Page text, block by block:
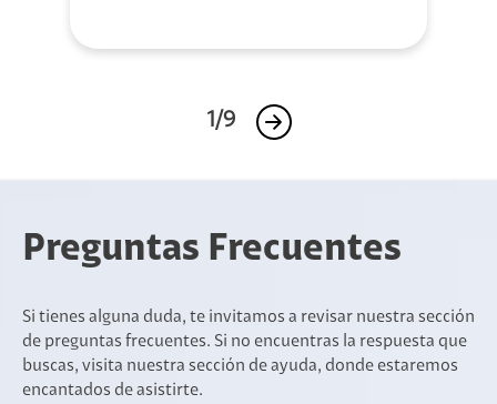
1/9
Preguntas Frecuentes
Si tienes alguna duda, te invitamos a revisar nuestra sección
de preguntas frecuentes. Si no encuentras la respuesta que
buscas, visita nuestra sección de ayuda, donde estaremos
encantados de asistirte.